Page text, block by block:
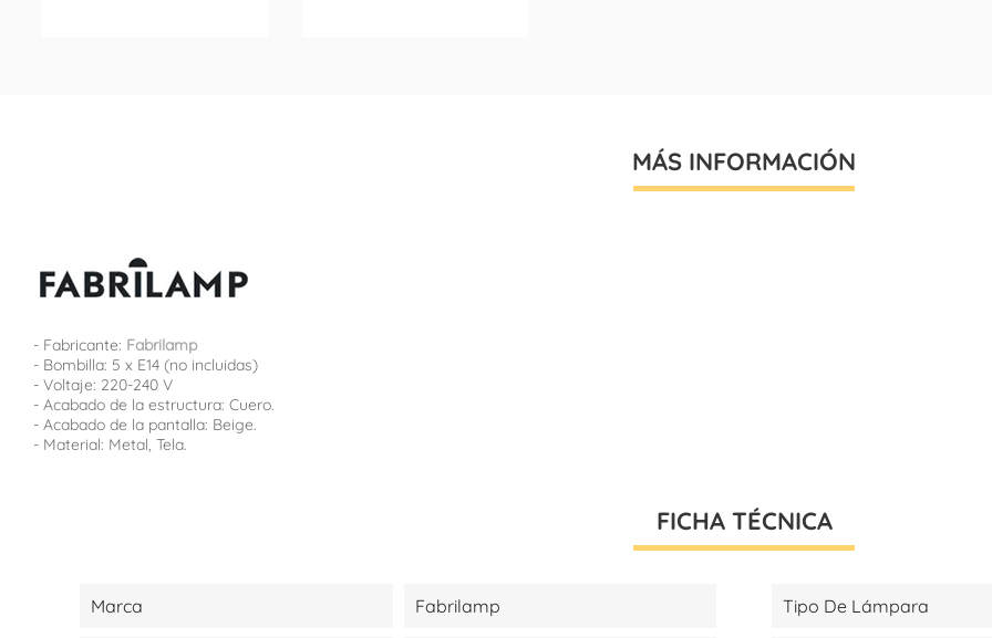
MÁS INFORMACIÓN
- Fabricante: Fabrilamp
- Bombilla: 5 x E14 (no incluidas)
- Voltaje: 220-240 V
- Acabado de la estructura: Cuero.
- Acabado de la pantalla: Beige.
- Material: Metal, Tela.
FICHA TÉCNICA
Marca Fabrilamp Tipo De Lámpara